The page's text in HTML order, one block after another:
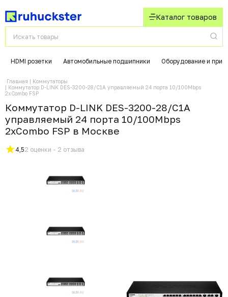
Каталог товаров
HDMI розетки Автомобильные подшипники Оборудование и
Главная
Коммутаторы
Коммутатор D-LINK DES-3200-28/C1A управляемый 24 порта 10/100Mbps
2xCombo FSP
Коммутатор D-LINK DES-3200-28/C1A
управляемый 24 порта 10/100Mbps
2xCombo FSP в Москвe
4,52 оценки - 2 отзыва